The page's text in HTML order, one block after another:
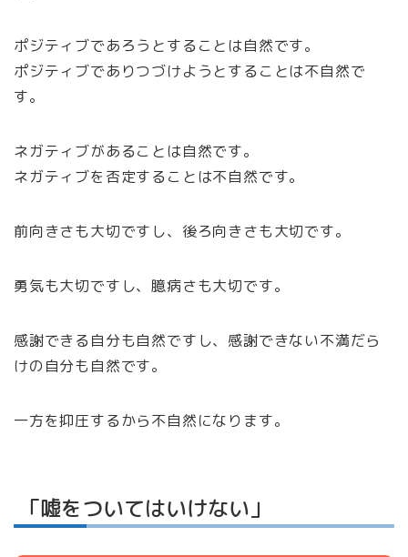
ポジティブであろうとすることは自然です。
ポジティブでありつづけようとすることは不自然で
す。
ネガティブがあることは自然です。
ネガティブを否定することは不自然です。
前向きさも大切ですし、後ろ向きさも大切です。
勇気も大切ですし、臆病さも大切です。
感謝できる自分も自然ですし、感謝できない不満だら
けの自分も自然です。
一方を抑圧するから不自然になります。
「嘘をついてはいけない」